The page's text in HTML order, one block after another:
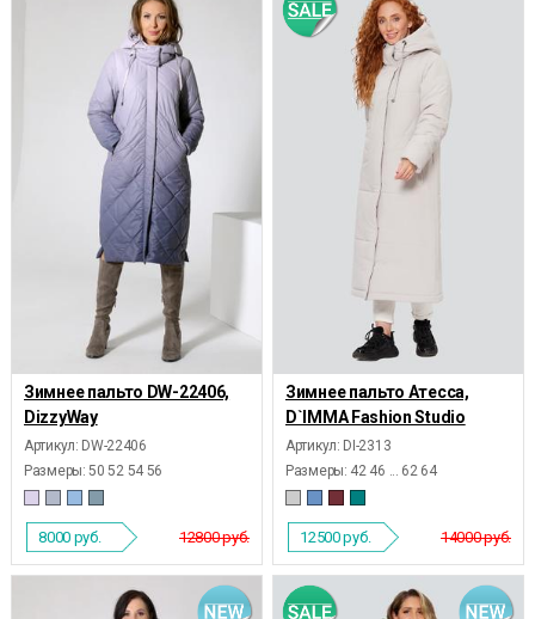
Зимнее пальто DW-22406,
DizzyWay
Артикул: DW-22406
Размеры: 50 52 54 56
12800 руб.
8000 руб.
Зимнее пальто Атесса,
D`IMMA Fashion Studio
Артикул: DI-2313
Размеры: 42 46 ... 62 64
14000 руб.
12500руб.